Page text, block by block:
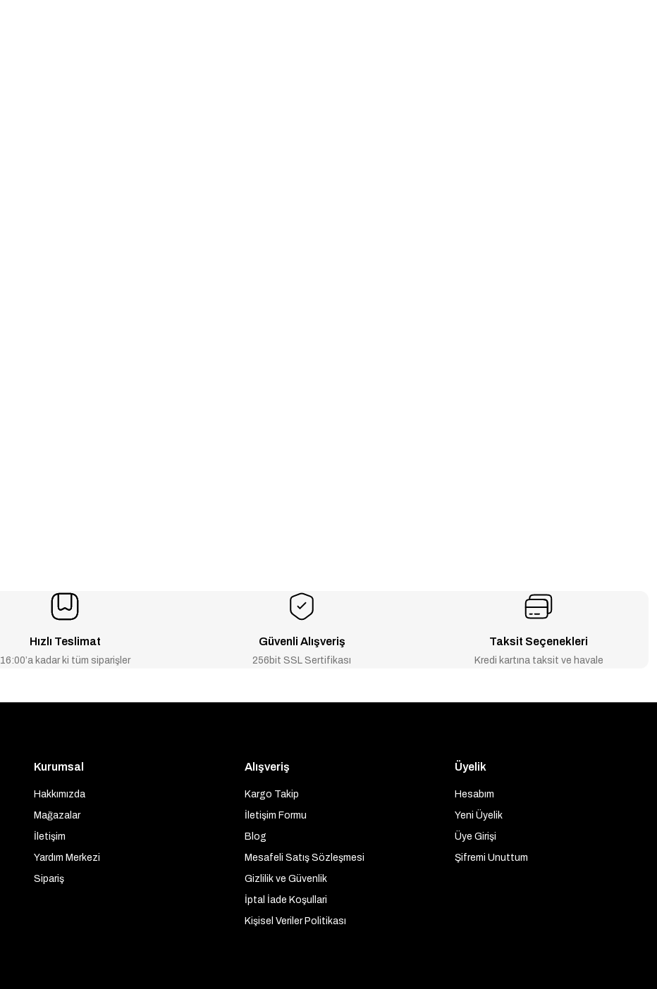
Hızlı Teslimat
16:00’a kadar ki tüm siparişler
Güvenli Alışveriş
256bit SSL Sertifikası
Taksit Seçenekleri
Kredi kartına taksit ve havale
Kurumsal
Hakkımızda
Mağazalar
İletişim
Yardım Merkezi
Sipariş
Alışveriş
Kargo Takip
İletişim Formu
Blog
Mesafeli Satış Sözleşmesi
Gizlilik ve Güvenlik
İptal İade Koşullari
Kişisel Veriler Politikası
Üyelik
Hesabım
Yeni Üyelik
Üye Girişi
Şifremi Unuttum